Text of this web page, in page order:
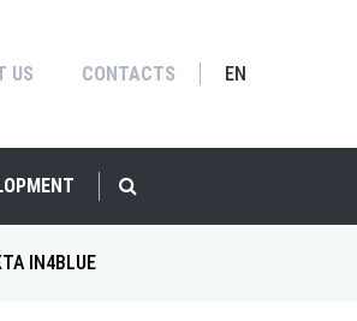
US CONTACTS EN
IN4BLUE